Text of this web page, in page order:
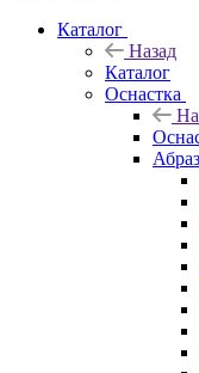
Каталог
Назад
Каталог
Оснастка